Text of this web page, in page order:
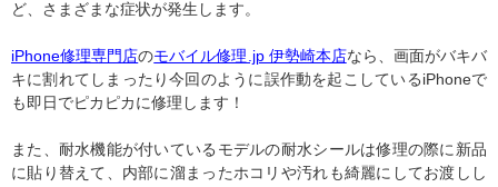
ど、さまざまな症状が発生します。
iPhone修理専門店のモバイル修理.jp 伊勢崎本店なら、画面がバキバ
キに割れてしまったり今回のように誤作動を起こしているiPhoneで
も即日でピカピカに修理します！
また、耐水機能が付いているモデルの耐水シールは修理の際に新品
に貼り替えて、内部に溜まったホコリや汚れも綺麗にしてお渡しし